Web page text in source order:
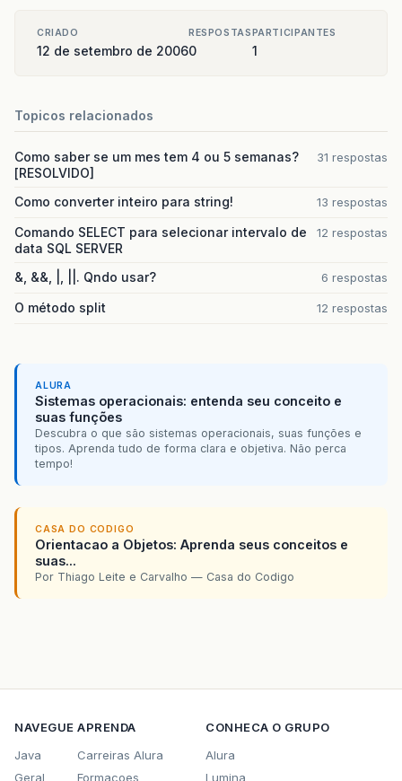
CRIADO
12 de setembro de 2006
RESPOSTAS
0
PARTICIPANTES
1
Topicos relacionados
Como saber se um mes tem 4 ou 5 semanas?
[RESOLVIDO]
31 respostas
Como converter inteiro para string! 13 respostas
Comando SELECT para selecionar intervalo de
data SQL SERVER
12 respostas
&, &&, |, ||. Qndo usar? 6 respostas
O método split 12 respostas
ALURA
Sistemas operacionais: entenda seu conceito e
suas funções
Descubra o que são sistemas operacionais, suas funções e
tipos. Aprenda tudo de forma clara e objetiva. Não perca
tempo!
CASA DO CODIGO
Orientacao a Objetos: Aprenda seus conceitos e
suas...
Por Thiago Leite e Carvalho — Casa do Codigo
NAVEGUE
Java
Geral
APRENDA
Carreiras Alura
Formacoes
CONHECA O GRUPO
Alura
Lumina